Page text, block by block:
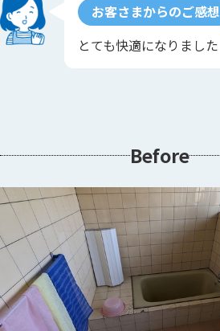
お客さまからのご感想
とても快適になりました
Before